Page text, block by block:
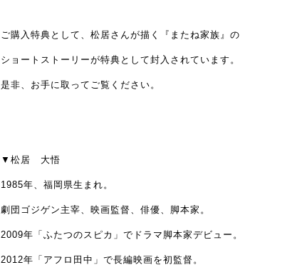
ご購入特典として、松居さんが描く 『またね家族』の
ショートストーリーが特典として封入されています。
是非、お手に取ってご覧ください。
▼松居 大悟
1985年、福岡県生まれ。
劇団ゴジゲン主宰、映画監督、俳優、脚本家。
2009年「ふたつのスピカ」でドラマ脚本家デビュー。
2012年「アフロ田中」で長編映画を初監督。